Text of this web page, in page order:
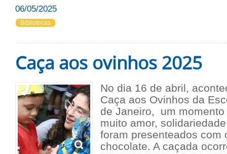
06/05/2025
Bibliotecas
Caça aos ovinhos 2025
No dia 16 de abril,
Caça aos Ovinhos da
de Janeiro, um
muito amor,
foram presenteados com
chocolate. A caçada